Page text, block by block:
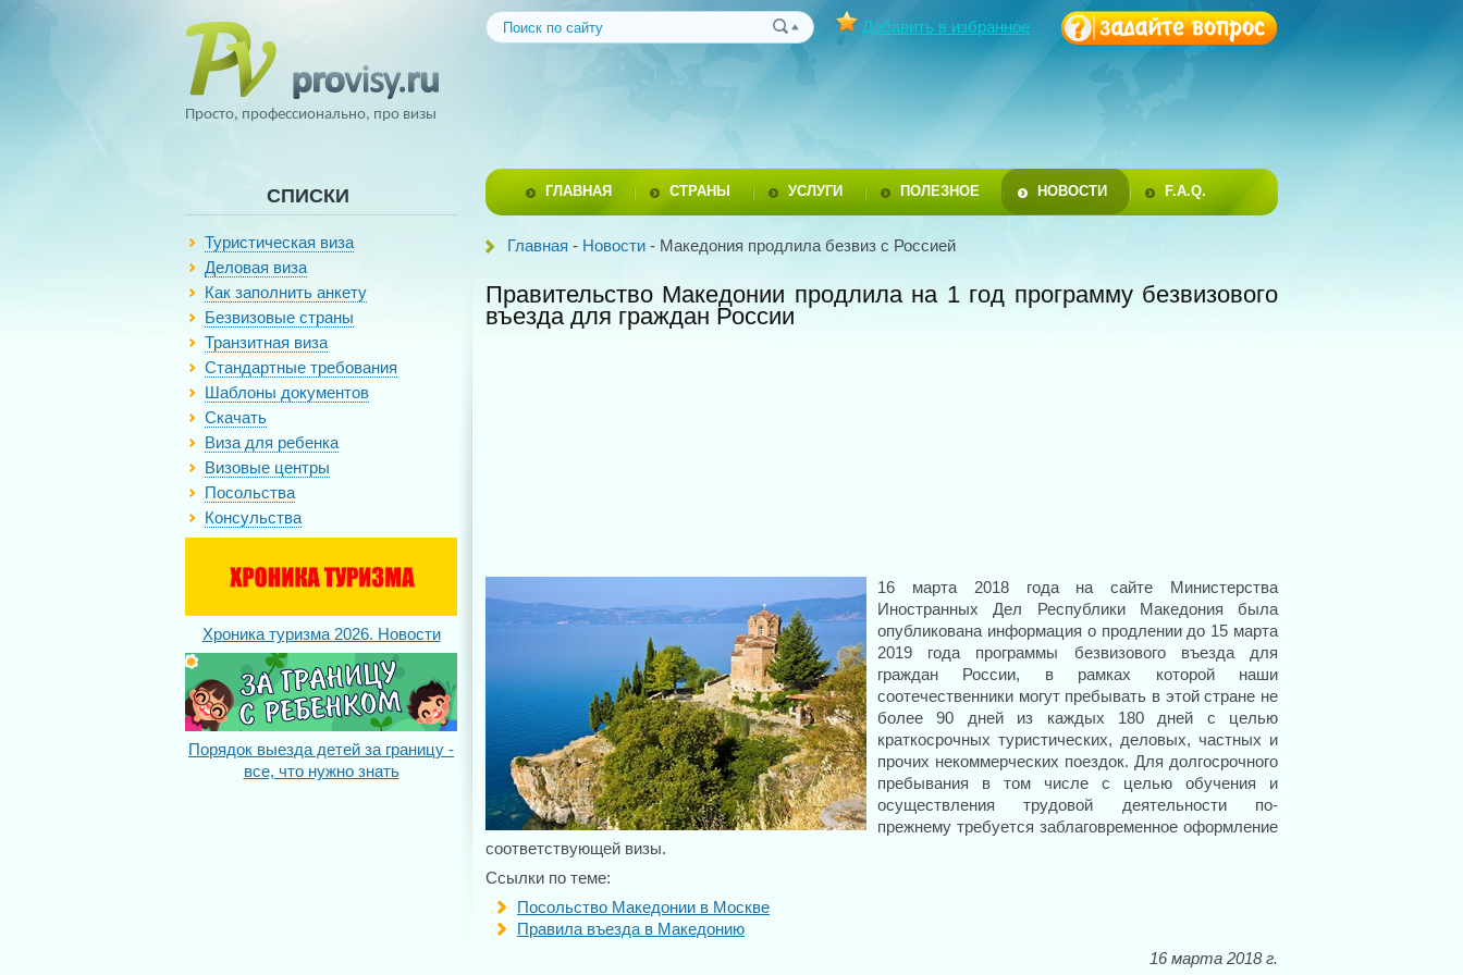
Просто, профессионально, про визы
Добавить в избранное
СПИСКИ
Туристическая виза
Деловая виза
Как заполнить анкету
Безвизовые страны
Транзитная виза
Стандартные требования
Шаблоны документов
Скачать
Виза для ребенка
Визовые центры
Посольства
Консульства
Хроника туризма 2026. Новости
Порядок выезда детей за границу -
все, что нужно знать
ГЛАВНАЯ СТРАНЫ УСЛУГИ ПОЛЕЗНОЕ НОВОСТИ F.A.Q.
Главная - Новости - Македония продлила безвиз с Россией
Правительство Македонии продлила на 1 год программу безвизового
въезда для граждан России
16 марта 2018 года на сайте Министерства
Иностранных Дел Республики Македония была
опубликована информация о продлении до 15 марта
2019 года программы безвизового въезда для
граждан России, в рамках которой наши
соотечественники могут пребывать в этой стране не
более 90 дней из каждых 180 дней с целью
краткосрочных туристических, деловых, частных и
прочих некоммерческих поездок. Для долгосрочного
пребывания в том числе с целью обучения и
осуществления трудовой деятельности по-
прежнему требуется заблаговременное оформление
соответствующей визы.
Ссылки по теме:
Посольство Македонии в Москве
Правила въезда в Македонию
16 марта 2018 г.